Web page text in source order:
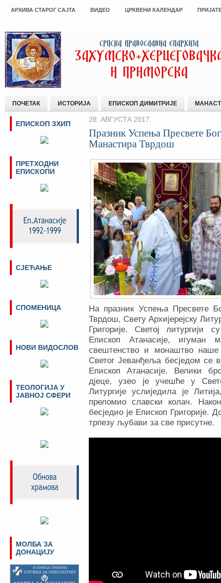
АРХИВА СТАРОГ САЈТА ВИДЕО ЦРКВЕНИ КАЛЕНДАР
ПОЧЕТАК ИСТОРИЈА ЕПИСКОП ДИМИТРИЈЕ
28. АВГУСТА 2017.
Празник Успења Пресвете
Манастира Тврдош
На празник Успења Пресвете
Тврдош, Свету Архијерејску
Григорије. Светој литургији
Епископ Атанасије, игуман
свештенство и монаштво
Светог Јеванђеља бесједом се
Епископ Атанасије. Велики
дјеце, узео је учешће у
Литургије услиједила је
преломио славски колач.
бесједио је Епископ
трпезу љубави за све присутне.
ЕПИСКОП ЗХИП
ПРЕТХОДНИ
ЕПИСКОПИ
СЈЕЋАЊЕ
СПОМЕНИЦА
НОВИ ВИДОСЛОВ
ТЕОЛОГИЈА У
ЈАВНОЈ СФЕРИ
МОЛБА ЗА
ДОНАЦИЈУ